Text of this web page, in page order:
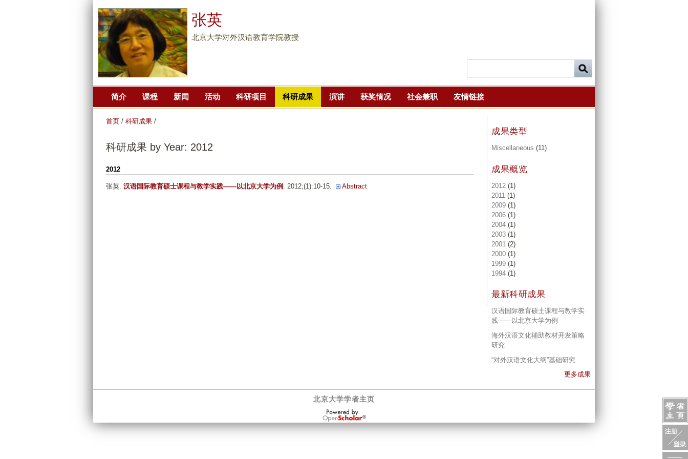
主
要
张英
北京大学对外汉语教育学院教授
简介 课程 新闻 活动 科研项目 科研成果 演讲 获奖情况 社会兼职 友情链接
首页 / 科研成果 /
科研成果 by Year: 2012
2012
张英. 汉语国际教育硕士课程与教学实践——以北京大学为例 . 2012;(1):10-15. Abstract
成果类型
Miscellaneous (11)
成果概览
2012 (1)
2011 (1)
2009 (1)
2006 (1)
2004 (1)
2003 (1)
2001 (2)
2000 (1)
1999 (1)
1994 (1)
最新科研成果
汉语国际教育硕士课程与教学实
践——以北京大学为例
海外汉语文化辅助教材开发策略
研究
“对外汉语文化大纲”基础研究
更多成果
北京大学学者主页
OpenScholar